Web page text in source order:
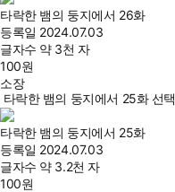
타락한 뱀의 둥지에서 26화
등록일 2024.07.03
글자수 약 3천 자
100원
소장
타락한 뱀의 둥지에서 25화 선택
타락한 뱀의 둥지에서 25화
등록일 2024.07.03
글자수 약 3.2천 자
100원